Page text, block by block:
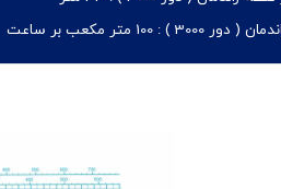
( دور 3000 ) :